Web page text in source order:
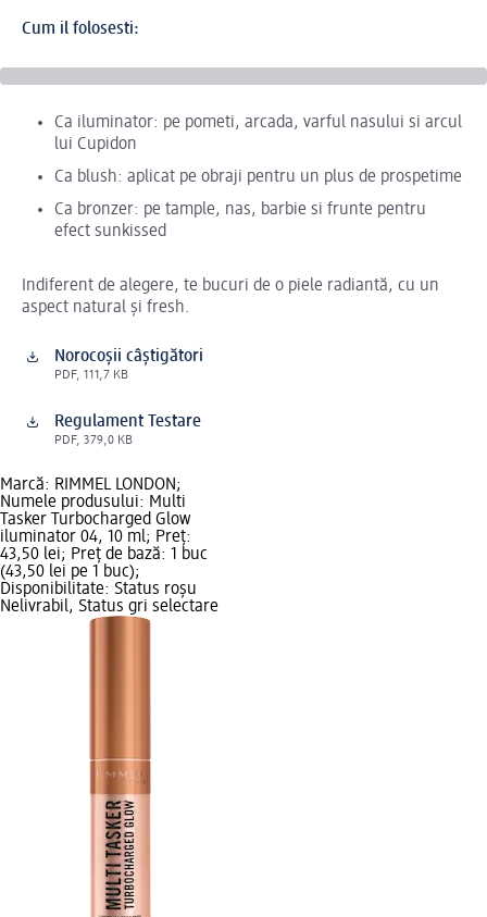
Cum il folosesti:
Ca iluminator: pe pometi, arcada, varful nasului si arcul
lui Cupidon
Ca blush: aplicat pe obraji pentru un plus de prospetime
Ca bronzer: pe tample, nas, barbie si frunte pentru
efect sunkissed
Indiferent de alegere, te bucuri de o piele radiantă, cu un
aspect natural și fresh.
Norocoșii câștigători
PDF, 111,7 KB
Regulament Testare
PDF, 379,0 KB
Marcă: RIMMEL LONDON;
Numele produsului: Multi
Tasker Turbocharged Glow
iluminator 04, 10 ml; Preț:
43,50 lei; Preț de bază: 1 buc
(43,50 lei pe 1 buc);
Disponibilitate: Status roșu
Nelivrabil, Status gri selectare